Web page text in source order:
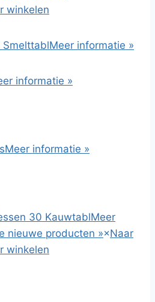
winkelen
Meer informatie »
informatie »
Meer informatie »
30 KauwtablMeer
nieuwe producten »×Naar
winkelen